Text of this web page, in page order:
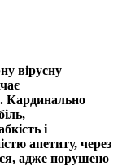
вірусну
Кардинально
і
апетиту, через
адже порушено